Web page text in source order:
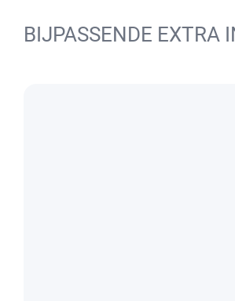
BIJPASSENDE EXTRA